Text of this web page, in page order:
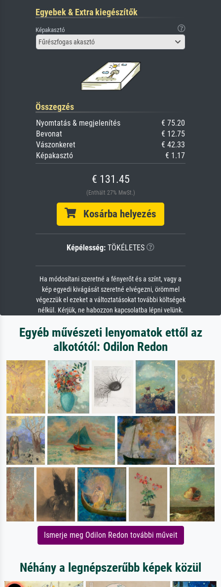
Egyebek & Extra kiegészítők
Képakasztó
Fűrészfogas akasztó
Összegzés
Nyomtatás & megjelenítés
€ 75.20
Bevonat
€ 12.75
Vászonkeret
€ 42.33
Képakasztó
€ 1.17
€ 131.45
(Enthält 27% MwSt.)
Kosárba helyezés
Képélesség: TÖKÉLETES
Ha módosítani szeretné a fényerőt és a színt, vagy a
kép egyedi kivágását szeretné elvégezni, örömmel
végezzük el ezeket a változtatásokat további költségek
nélkül. Kérjük, ne habozzon kapcsolatba lépni velünk.
Egyéb művészeti lenyomatok ettől az
alkotótól: Odilon Redon
Ismerje meg Odilon Redon további műveit
Néhány a legnépszerűbb képek közül